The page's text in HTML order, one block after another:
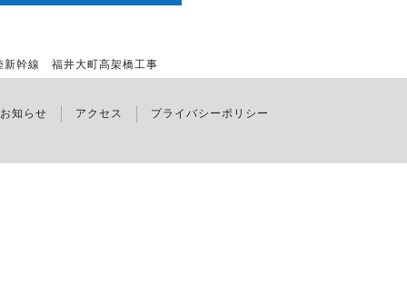
幹線 福井大町高架橋工事
お知らせ アクセス プライバシーポリシー